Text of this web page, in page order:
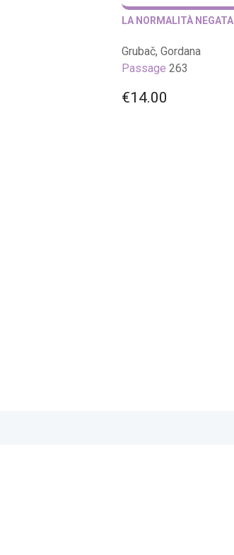
LA NORMALITÀ NEGATA
Grubač, Gordana
Passage 263
€14.00